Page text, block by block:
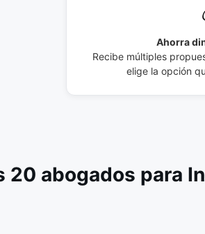
Ahorra
Recibe múltiples
elige la opción
20 abogados para